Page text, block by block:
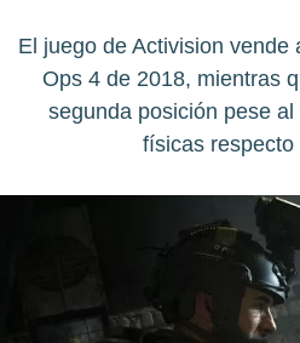
El juego de Activision vende
Ops 4 de 2018, mientras
segunda posición pese
físicas respecto